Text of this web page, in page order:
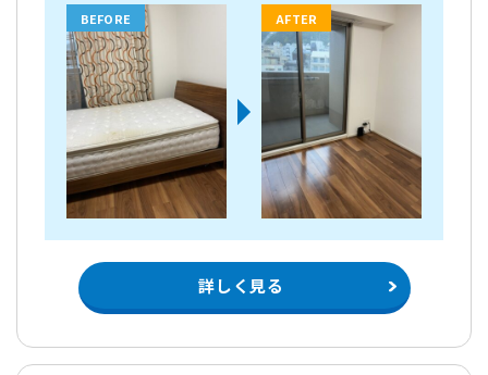
BEFORE AFTER
詳しく見る